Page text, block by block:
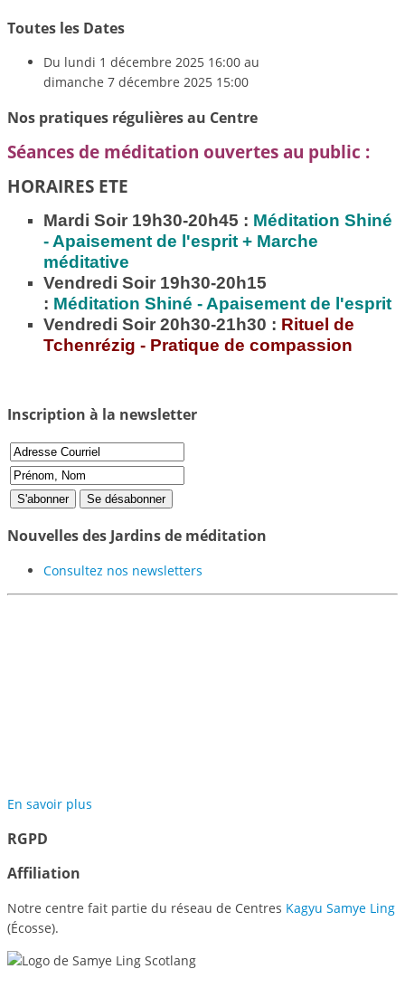
Toutes les Dates
Du lundi 1 décembre 2025 16:00 au
dimanche 7 décembre 2025 15:00
Nos pratiques régulières au Centre
Séances de méditation ouvertes au public :
HORAIRES ETE
Mardi Soir 19h30-20h45 : Méditation Shiné
- Apaisement de l'esprit + Marche
méditative
Vendredi Soir 19h30-20h15
: Méditation Shiné - Apaisement de l'esprit
Vendredi Soir 20h30-21h30 : Rituel de
Tchenrézig - Pratique de compassion
Inscription à la newsletter
Nouvelles des Jardins de méditation
Consultez nos newsletters
En savoir plus
RGPD
Affiliation
Notre centre fait partie du réseau de Centres Kagyu Samye Ling
(Écosse).